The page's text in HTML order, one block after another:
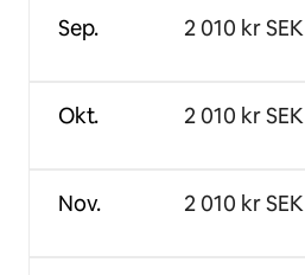
Sep.
Okt.
Nov.
2 010 kr SEK
2 010 kr SEK
2 010 kr SEK